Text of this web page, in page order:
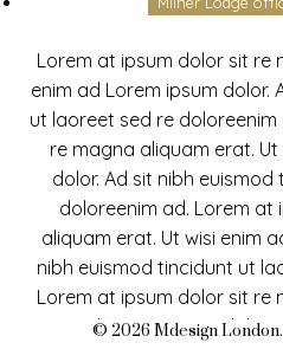
Lorem at ipsum dolor sit re
enim ad Lorem ipsum dolor.
ut laoreet sed re
re magna aliquam erat.
dolor. Ad sit nibh
doloreenim ad. Lorem at
aliquam erat. Ut wisi enim
nibh euismod tincidunt ut
Lorem at ipsum dolor sit re
enim ad Lorem ipsum dolor.
© 2026 Mdesign